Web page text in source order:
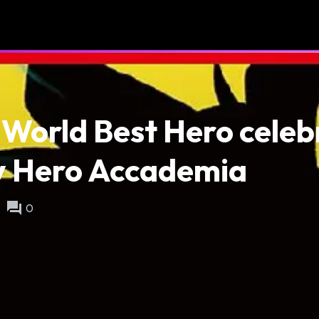
Best Hero
Hero Accademia
forum 0